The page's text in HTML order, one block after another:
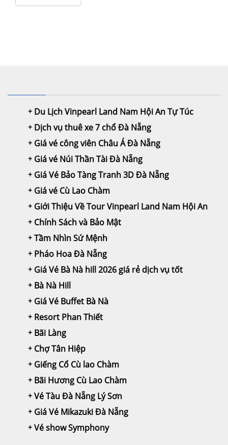
Du Lịch Vinpearl Land Nam Hội An Tự Túc
Dịch vụ thuê xe 7 chổ Đà Nẵng
Giá vé công viên Châu Á Đà Nẵng
Giá vé Núi Thần Tài Đà Nẵng
Giá Vé Bảo Tàng Tranh 3D Đà Nẵng
Giá vé Cù Lao Chàm
Giới Thiệu Về Tour Vinpearl Land Nam Hội An
Chính Sách và Bảo Mật
Tầm Nhìn Sứ Mệnh
Pháo Hoa Đà Nẵng
Giá Vé Bà Nà hill 2026 giá rẻ dịch vụ tốt
Bà Nà Hill
Giá Vé Buffet Bà Nà
Resort Phan Thiết
Bãi Làng
Chợ Tân Hiệp
Giếng Cổ Cù lao Chàm
Bãi Hương Cù Lao Chàm
Vé Tàu Đà Nẵng Lý Sơn
Giá Vé Mikazuki Đà Nẵng
Vé show Symphony